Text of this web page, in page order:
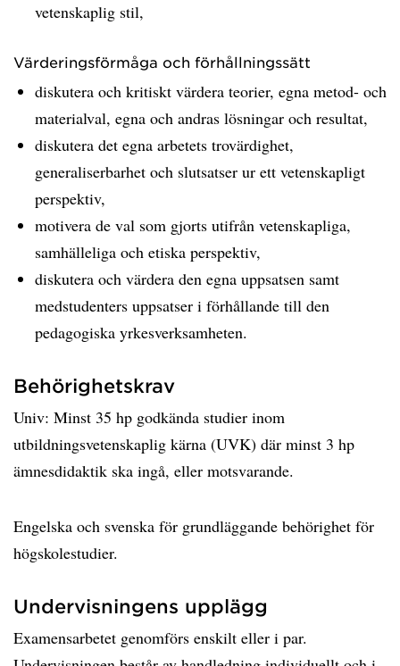
vetenskaplig stil,
Värderingsförmåga och förhållningssätt
diskutera och kritiskt värdera teorier, egna metod- och
materialval, egna och andras lösningar och resultat,
diskutera det egna arbetets trovärdighet,
generaliserbarhet och slutsatser ur ett vetenskapligt
perspektiv,
motivera de val som gjorts utifrån vetenskapliga,
samhälleliga och etiska perspektiv,
diskutera och värdera den egna uppsatsen samt
medstudenters uppsatser i förhållande till den
pedagogiska yrkesverksamheten.
Behörighetskrav
Univ: Minst 35 hp godkända studier inom
utbildningsvetenskaplig kärna (UVK) där minst 3 hp
ämnesdidaktik ska ingå, eller motsvarande.
Engelska och svenska för grundläggande behörighet för
högskolestudier.
Undervisningens upplägg
Examensarbetet genomförs enskilt eller i par.